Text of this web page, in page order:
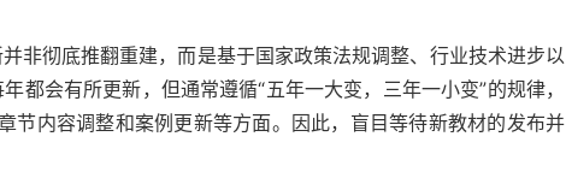
非彻底推翻重建，而是基于国家政策法规调整、行业技术进步以
都会有所更新，但通常遵循“五年一大变，三年一小变”的规律，
节内容调整和案例更新等方面。因此，盲目等待新教材的发布并